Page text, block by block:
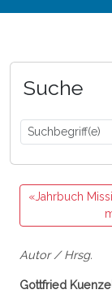
Suche
«Jahrbuch
Autor / Hrsg.
Gottfried